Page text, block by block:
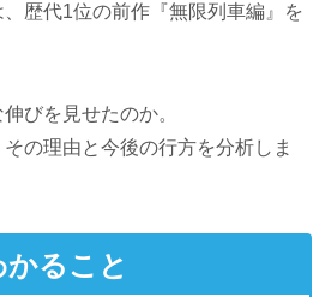
歴代1位の前作『無限列車編』を
びを見せたのか。
の理由と今後の行方を分析しま
ること